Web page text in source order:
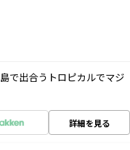
で出合うトロピカルでマジ
詳細を見る